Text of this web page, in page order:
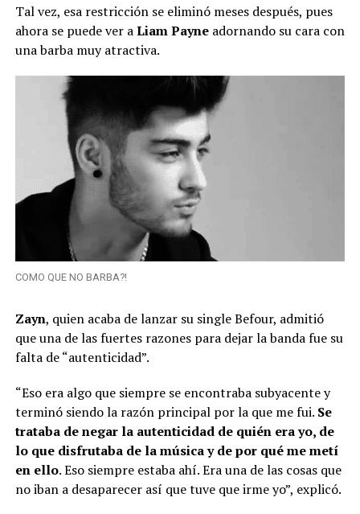
Tal vez, esa restricción se eliminó meses después, pues
ahora se puede ver aLiam Payneadornando su cara con
una barba muy atractiva.
COMO QUE NO BARBA?!
Zayn, quien acaba de lanzar su single Befour, admitió
que una de las fuertes razones para dejar la banda fue su
falta de “autenticidad”.
“Eso era algo que siempre se encontraba subyacente y
terminó siendo la razón principal por la que me fui. Se
trataba de negar la autenticidad de quién era yo, de
lo que disfrutaba de la música y de por qué me metí
en ello. Eso siempre estaba ahí. Era una de las cosas que
no iban a desaparecer así que tuve que irme yo”, explicó.